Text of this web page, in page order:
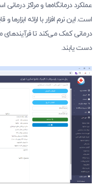
عملکرد درمانگاه‌ها و مراکز
است. این نرم افزار با ارائه ابزارها
درمانی کمک می‌کند تا فرآیندهای
دست یابند.